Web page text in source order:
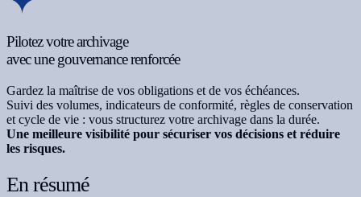
Pilotez votre archivage
avec une gouvernance renforcée
Gardez la maîtrise de vos obligations et de vos échéances.
Suivi des volumes, indicateurs de conformité, règles de conservation
et cycle de vie : vous structurez votre archivage dans la durée.
Une meilleure visibilité pour sécuriser vos décisions et réduire
les risques.
En résumé